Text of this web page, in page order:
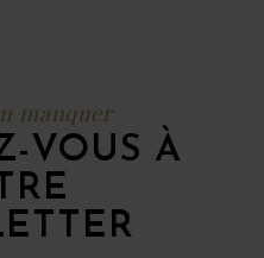
manquer
VOUS À